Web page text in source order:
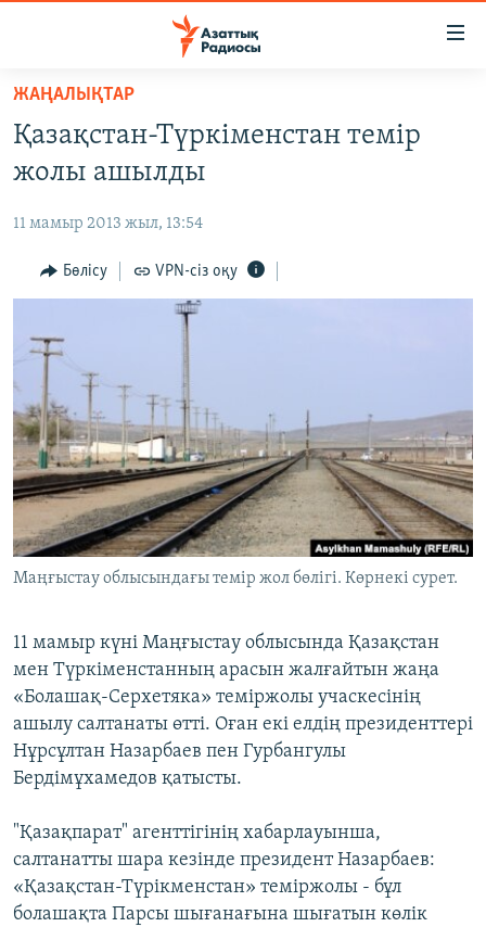
Skip
main
content
to
Navigation
Skip
Search
САЯСАТ
ҚАҢТАР ОҚИҒАСЫ
АДАМ ҚҰҚЫҚТАРЫ
ӘЛЕМ
АРНАЙЫ ЖОБАЛАР
Русский
ЖАЗЫЛЫҢЫЗ
ЖАҢАЛЫҚТАР
Қазақстан-Түркіменстан темір
жолы ашылды
11 мамыр 2013 жыл, 13:54
Бөлісу VPN-сіз оқу
Маңғыстау облысындағы темір жол бөлігі. Көрнекі сурет.
11 мамыр күні Маңғыстау облысында Қазақстан
мен Түркіменстанның арасын жалғайтын жаңа
«Болашақ-Серхетяка» теміржолы учаскесінің
ашылу салтанаты өтті. Оған екі елдің президенттері
Нұрсұлтан Назарбаев пен Гурбангулы
Бердімұхамедов қатысты.
"Қазақпарат" агенттігінің хабарлауынша,
салтанатты шара кезінде президент Назарбаев:
«Қазақстан-Түрікменстан» теміржолы - бұл
болашақта Парсы шығанағына шығатын көлік